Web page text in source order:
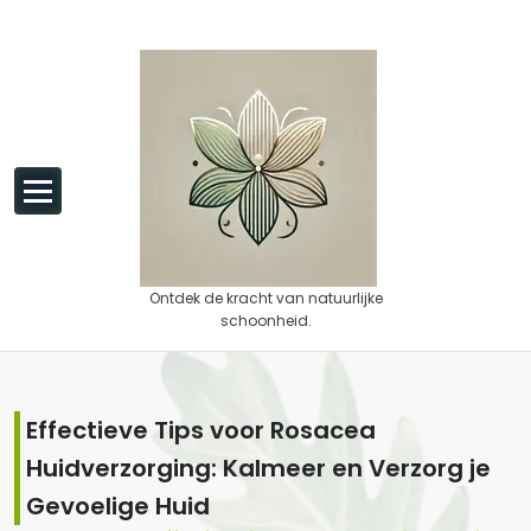
Ontdek de kracht van natuurlijke
schoonheid.
Effectieve Tips voor Rosacea
Huidverzorging: Kalmeer en Verzorg je
Gevoelige Huid